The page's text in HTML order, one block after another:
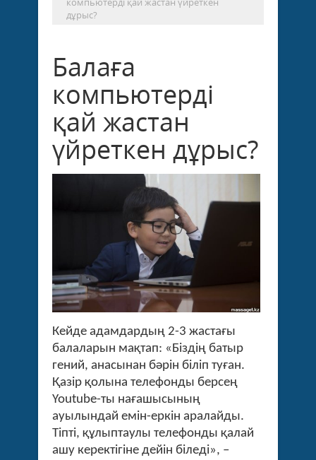
дұрыс?
Балаға
компьютерді
қай жастан
үйреткен дұрыс?
Кейде адамдардың 2-3 жастағы
балаларын мақтап: «Біздің батыр
гений, анасынан бәрін біліп туған.
Қазір қолына телефонды берсең
Youtube-ты нағашысының
ауылындай емін-еркін аралайды.
Тіпті, құлыптаулы телефонды қалай
ашу керектігіне дейін біледі», –